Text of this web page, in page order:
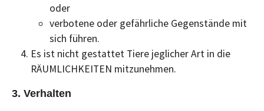
oder
verbotene oder gefährliche Gegenstände mit
sich führen.
Es ist nicht gestattet Tiere jeglicher Art in die
RÄUMLICHKEITEN mitzunehmen.
3. Verhalten